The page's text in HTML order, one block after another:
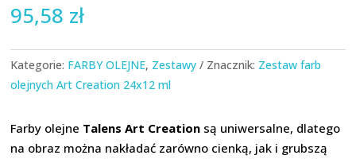
95,58 zł
Kategorie: FARBY OLEJNE, Zestawy Znacznik: Zestaw farb
olejnych Art Creation 24x12 ml
Farby olejne Talens Art Creation są uniwersalne, dlatego
na obraz można nakładać zarówno cienką, jak i grubszą